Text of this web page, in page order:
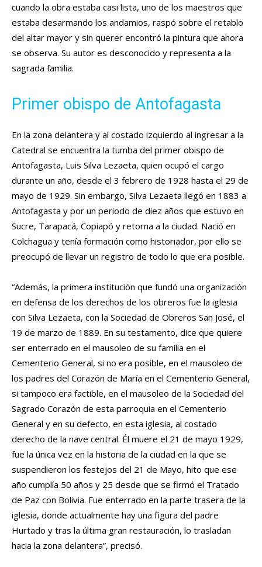
cuando la obra estaba casi lista, uno de los maestros que
estaba desarmando los andamios, raspó sobre el retablo
del altar mayor y sin querer encontró la pintura que ahora
se observa. Su autor es desconocido y representa a la
sagrada familia.
Primer obispo de Antofagasta
En la zona delantera y al costado izquierdo al ingresar a la
Catedral se encuentra la tumba del primer obispo de
Antofagasta, Luis Silva Lezaeta, quien ocupó el cargo
durante un año, desde el 3 febrero de 1928 hasta el 29 de
mayo de 1929. Sin embargo, Silva Lezaeta llegó en 1883 a
Antofagasta y por un periodo de diez años que estuvo en
Sucre, Tarapacá, Copiapó y retorna a la ciudad. Nació en
Colchagua y tenía formación como historiador, por ello se
preocupó de llevar un registro de todo lo que era posible.
“Además, la primera institución que fundó una organización
en defensa de los derechos de los obreros fue la iglesia
con Silva Lezaeta, con la Sociedad de Obreros San José, el
19 de marzo de 1889. En su testamento, dice que quiere
ser enterrado en el mausoleo de su familia en el
Cementerio General, si no era posible, en el mausoleo de
los padres del Corazón de María en el Cementerio General,
si tampoco era factible, en el mausoleo de la Sociedad del
Sagrado Corazón de esta parroquia en el Cementerio
General y en su defecto, en esta iglesia, al costado
derecho de la nave central. Él muere el 21 de mayo 1929,
fue la única vez en la historia de la ciudad en la que se
suspendieron los festejos del 21 de Mayo, hito que ese
año cumplía 50 años y 25 desde que se firmó el Tratado
de Paz con Bolivia. Fue enterrado en la parte trasera de la
iglesia, donde actualmente hay una figura del padre
Hurtado y tras la última gran restauración, lo trasladan
hacia la zona delantera”, precisó.